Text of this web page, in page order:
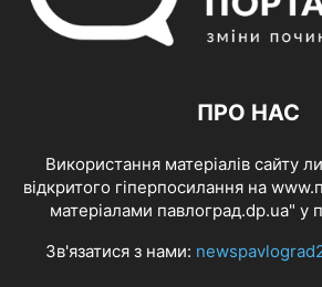
ПРО НАС
Використання матеріалів сайту
відкритого гіперпосилання на
матеріалами павлоград.dp.ua" у
Зв'язатися з нами: